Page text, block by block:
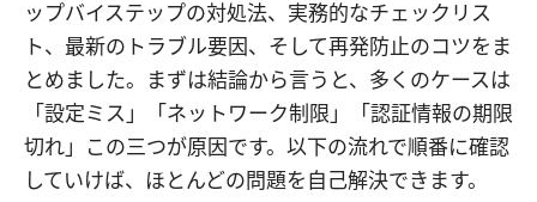
ップバイステップの対処法、実務的なチェックリス
ト、最新のトラブル要因、そして再発防止のコツをま
とめました。まずは結論から言うと、多くのケースは
「設定ミス」「ネットワーク制限」「認証情報の期限
切れ」この三つが原因です。以下の流れで順番に確認
していけば、ほとんどの問題を自己解決できます。